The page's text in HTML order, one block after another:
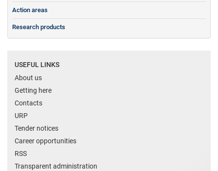
Action areas
Research products
USEFUL LINKS
About us
Getting here
Contacts
URP
Tender notices
Career opportunities
RSS
Transparent administration